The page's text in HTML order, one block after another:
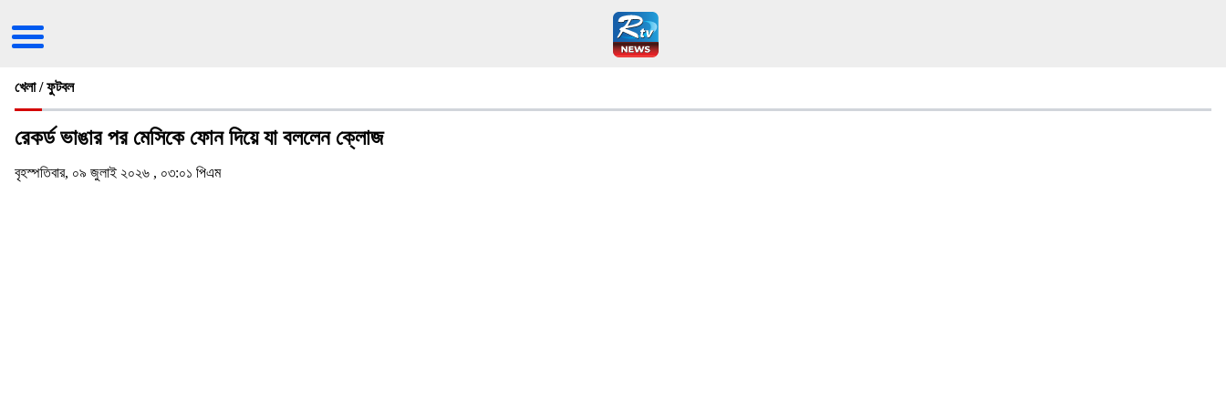
খেলা / ফুটবল
রেকর্ড ভাঙার পর মেসিকে ফোন দিয়ে যা বললেন ক্লোজ
বৃহস্পতিবার, ০৯ জুলাই ২০২৬ , ০৩:০১ পিএম